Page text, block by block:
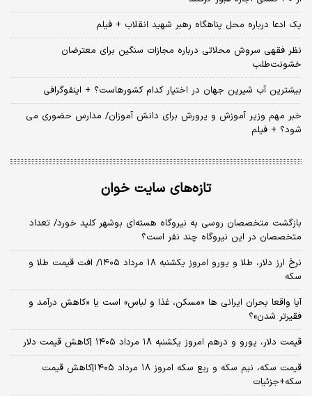
یک ادعا درباره محل پناهگاه‌ رهبر شهید انقلاب + فیلم
نظر فقهی سروش محلاتی درباره مجازات سنگین برای معترضان
خشونت‌طلب
بیشترین آب شیرین جهان در اختیار کدام کشورهاست؟ + اینفوگرافی
خبر مهم وزیر آموزش و پرورش برای دانش آموزان/ مدارس حضوری می
شود؟ + فیلم
تازه‌های سایت خوان
بازگشت متخصصان روسی به نیروگاه هسته‌ای بوشهر کلید خورد/ تعداد
متخصصان در این نیروگاه چند نفر است؟
نرخ ارز دلار، طلا و یورو امروز یکشنبه ۱۸ مرداد ۱۴۰۵/ افت قیمت طلا و
سکه
آیا واقعا بحران ایرانی ها «مسکن، غذا و لباس» است یا «کاهش درآمد و
فقیرتر شدن»؟
قیمت دلار، یورو و درهم امروز یکشنبه ۱۸ مرداد ۱۴۰۵ |کاهش قیمت دلار
قیمت سکه، نیم سکه و ربع سکه امروز ۱۸ مرداد ۱۴۰۵|کاهش قیمت
سکه+جزئیات